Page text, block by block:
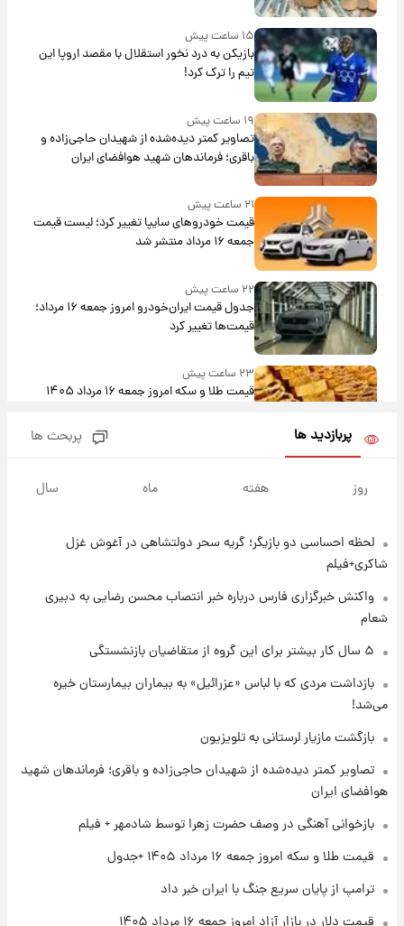
۱۵ ساعت پیش
بازیکن به درد نخور استقلال با مقصد اروپا این
تیم را ترک کرد!
۱۹ ساعت پیش
تصاویر کمتر دیده‌شده از شهیدان حاجی‌زاده و
باقری؛ فرماندهان شهید هوافضای ایران
۲۱ ساعت پیش
قیمت خودروهای سایپا تغییر کرد؛ لیست قیمت
جمعه ۱۶ مرداد منتشر شد
۲۲ ساعت پیش
جدول قیمت ایران‌خودرو امروز جمعه ۱۶ مرداد؛
قیمت‌ها تغییر کرد
۲۳ ساعت پیش
قیمت طلا و سکه امروز جمعه ۱۶ مرداد ۱۴۰۵
درباره وضعیت او چه گفت؟
۱ روز پیش
گران‌ترین خرید تاریخ رئال مادرید رونمایی شد
پیش‌بینی بارش‌های گسترده با ورود ال‌نینو؛ کدام
روزها پربارش‌تر خواهند بود؟
شماره پیراهن خریدهای جدید پرسپولیس اعلام
شد؛ تیکدری، محبی و سرگیف با اعداد ویژه
۱ روز پیش
جزئیات فعال‌سازی «کیف پول ایران» اعلام
شد+فیلم
پربازدید ها پربحث ها
روز هفته ماه سال
لحظه احساسی دو بازیگر؛ گریه سحر دولتشاهی در آغوش غزل
شاکری+فیلم
واکنش خبرگزاری فارس درباره خبر انتصاب محسن رضایی به دبیری
شعام
۵ سال کار بیشتر برای این گروه از متقاضیان بازنشستگی
بازداشت مردی که با لباس «عزرائیل» به بیماران بیمارستان خیره
می‌شد!
بازگشت مازیار لرستانی به تلویزیون
تصاویر کمتر دیده‌شده از شهیدان حاجی‌زاده و باقری؛ فرماندهان شهید
هوافضای ایران
بازخوانی آهنگی در وصف حضرت زهرا توسط شادمهر + فیلم
قیمت طلا و سکه امروز جمعه ۱۶ مرداد ۱۴۰۵ +جدول
ترامپ از پایان سریع جنگ با ایران خبر داد